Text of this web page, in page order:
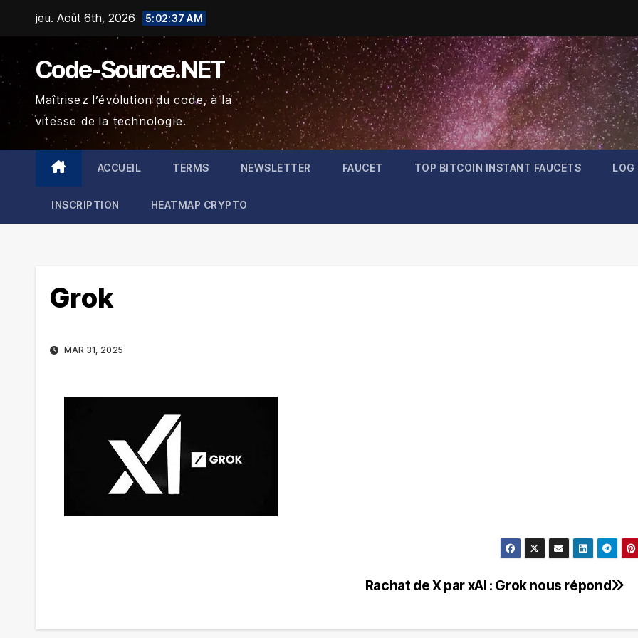
jeu. Août 6th, 2026 5:02:38 AM
Code-Source.NET
Maîtrisez l’évolution du code, à la
vitesse de la technologie.
ACCUEIL TERMS NEWSLETTER FAUCET TOP BITCOIN INSTANT FAUCETS LOG
INSCRIPTION HEATMAP CRYPTO
Grok
MAR 31, 2025
Rachat de X par xAI : Grok nous répond